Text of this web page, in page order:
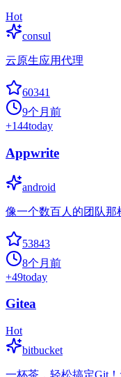
Hot
consul
云原生应用代理
60341
9个月前
+144today
Appwrite
android
像一个数百人的团队那
53843
8个月前
+49today
Gitea
Hot
bitbucket
一杯茶，轻松搞定Git